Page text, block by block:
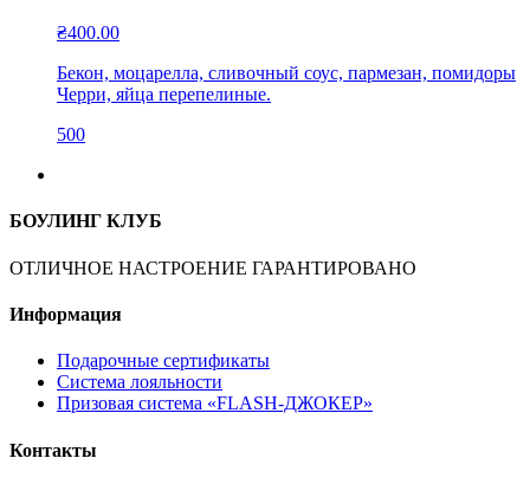
₴400.00
Бекон, моцарелла, сливочный соус, пармезан, помидоры
Черри, яйца перепелиные.
500
БОУЛИНГ КЛУБ
ОТЛИЧНОЕ НАСТРОЕНИЕ ГАРАНТИРОВАНО
Информация
Подарочные сертификаты
Система лояльности
Призовая система «FLASH-ДЖОКЕР»
Контакты